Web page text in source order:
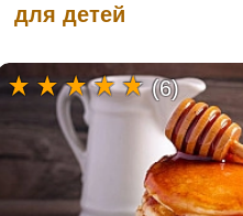
для детей
(6)